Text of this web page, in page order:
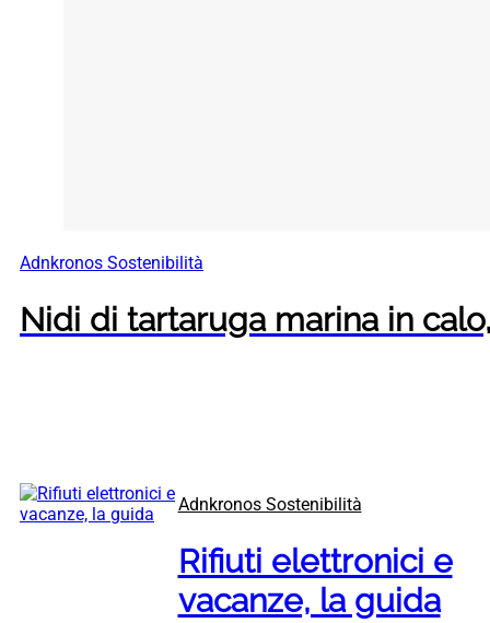
Adnkronos Sostenibilità
Nidi di tartaruga marina in
Adnkronos Sostenibilità
Rifiuti elettronici e
vacanze, la guida